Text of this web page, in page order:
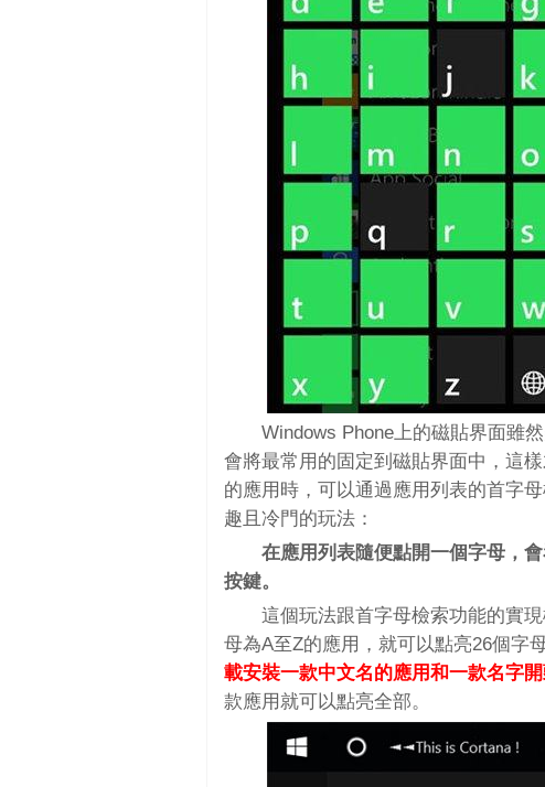
Windows Phone上的磁貼界面雖
會將最常用的固定到磁貼界面中，這
的應用時，可以通過應用列表的首字
趣且冷門的玩法：
在應用列表隨便點開一個字母，
按鍵。
這個玩法跟首字母檢索功能的實
母為A至Z的應用，就可以點亮26個字母
載安裝一款中文名的應用和一款名字開
款應用就可以點亮全部。